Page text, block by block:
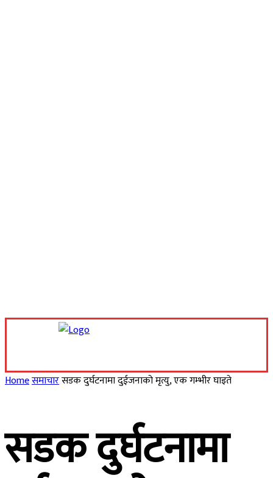
Homeसमाचारसडक दुर्घटनामा दुईजनाको मृत्यु, एक गम्भीर घाइते
सडक दुर्घटनामा